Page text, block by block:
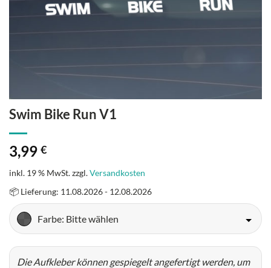
Swim Bike Run V1
3,99 €
inkl. 19 % MwSt.zzgl.Versandkosten
📦 Lieferung: 11.08.2026 - 12.08.2026
Farbe: Bitte wählen
Die Aufkleber können gespiegelt angefertigt werden, um